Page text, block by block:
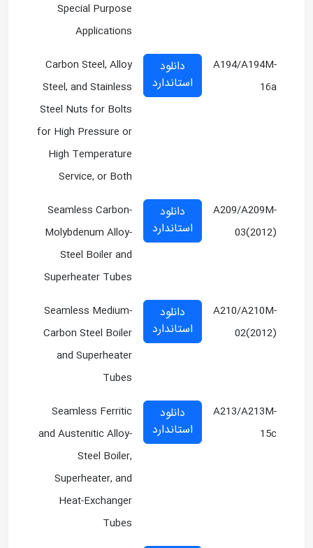
Special Purpose
Applications
A194/A194M-
16a
دانلود
استاندارد
Carbon Steel, Alloy
Steel, and Stainless
Steel Nuts for Bolts
for High Pressure or
High Temperature
Service, or Both
A209/A209M-
03(2012)
دانلود
استاندارد
Seamless Carbon-
Molybdenum Alloy-
Steel Boiler and
Superheater Tubes
A210/A210M-
02(2012)
دانلود
استاندارد
Seamless Medium-
Carbon Steel Boiler
and Superheater
Tubes
A213/A213M-
15c
دانلود
استاندارد
Seamless Ferritic
and Austenitic Alloy-
Steel Boiler,
Superheater, and
Heat-Exchanger
Tubes